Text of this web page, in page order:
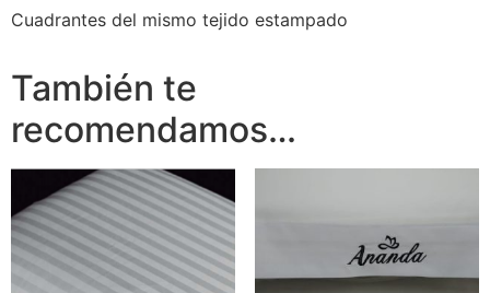
Cuadrantes del mismo tejido estampado
También te
recomendamos…